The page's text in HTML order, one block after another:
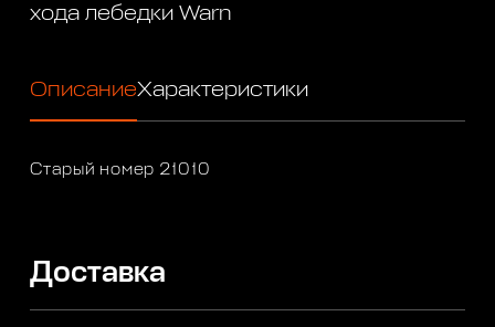
хода лебедки Warn
ОписаниеХарактеристики
Старый номер 21010
Доставка